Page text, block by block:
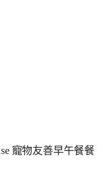
寵物友善早午餐餐